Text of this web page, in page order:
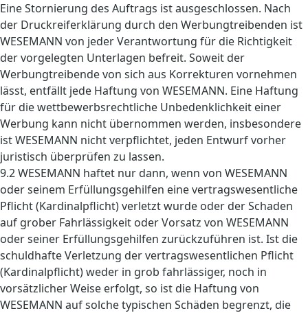
Eine Stornierung des Auftrags ist ausgeschlossen. Nach
der Druckreiferklärung durch den Werbungtreibenden ist
WESEMANN von jeder Verantwortung für die Richtigkeit
der vorgelegten Unterlagen befreit. Soweit der
Werbungtreibende von sich aus Korrekturen vornehmen
lässt, entfällt jede Haftung von WESEMANN. Eine Haftung
für die wettbewerbsrechtliche Unbedenklichkeit einer
Werbung kann nicht übernommen werden, insbesondere
ist WESEMANN nicht verpflichtet, jeden Entwurf vorher
juristisch überprüfen zu lassen.
9.2 WESEMANN haftet nur dann, wenn von WESEMANN
oder seinem Erfüllungsgehilfen eine vertragswesentliche
Pflicht (Kardinalpflicht) verletzt wurde oder der Schaden
auf grober Fahrlässigkeit oder Vorsatz von WESEMANN
oder seiner Erfüllungsgehilfen zurückzuführen ist. Ist die
schuldhafte Verletzung der vertragswesentlichen Pflicht
(Kardinalpflicht) weder in grob fahrlässiger, noch in
vorsätzlicher Weise erfolgt, so ist die Haftung von
WESEMANN auf solche typischen Schäden begrenzt, die